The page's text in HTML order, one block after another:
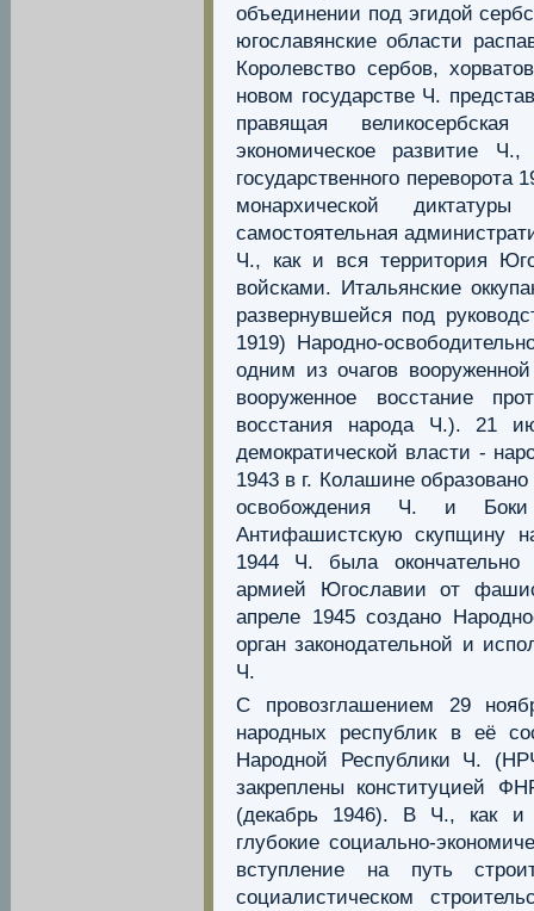
объединении под эгидой
югославянские области
Королевство сербов,
новом государстве Ч.
правящая
экономическое развитие
государственного
монархической
самостоятельная
Ч., как и вся территория
войсками. Итальянские
развернувшейся под
1919) Народно-
одним из очагов
вооруженное восстание
восстания народа Ч.). 21
демократической власти -
1943 в г. Колашине
освобождения Ч. и
Антифашистскую скупщину
1944 Ч. была окончательно
армией Югославии от
апреле 1945 создано
орган законодательной и
Ч.
С провозглашением 29
народных республик в её
Народной Республики Ч.
закреплены конституцией
(декабрь 1946). В Ч., как
глубокие социально-
вступление на путь
социалистическом